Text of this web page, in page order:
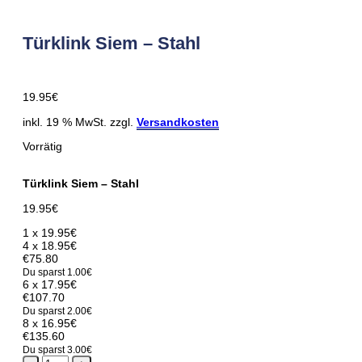
Türklink Siem – Stahl
19.95€
inkl. 19 % MwSt. zzgl. Versandkosten
Vorrätig
Türklink Siem – Stahl
19.95€
1 x 19.95€
4 x 18.95€
€75.80
Du sparst 1.00€
6 x 17.95€
€107.70
Du sparst2.00€
8 x 16.95€
€135.60
Du sparst3.00€